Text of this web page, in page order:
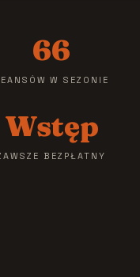
66
W SEZONIE
Wstęp
BEZPŁATNY